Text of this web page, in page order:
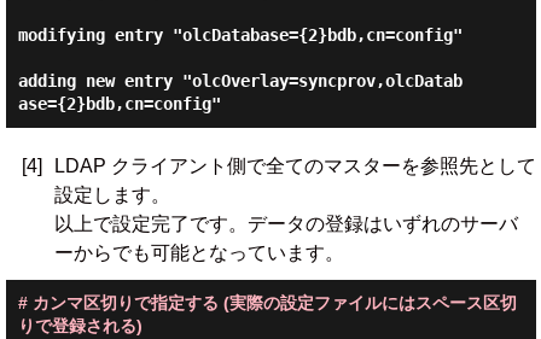
modifying entry "olcDatabase={2}bdb,cn=config"
adding new entry "olcOverlay=syncprov,olcDatab
[4]
LDAP クライアント側で全てのマスターを参照先として
設定します。
以上で設定完了です。データの登録はいずれのサーバ
ーからでも可能となっています。
# カンマ区切りで指定する (実際の設定ファイルにはスペース区切
りで登録される)